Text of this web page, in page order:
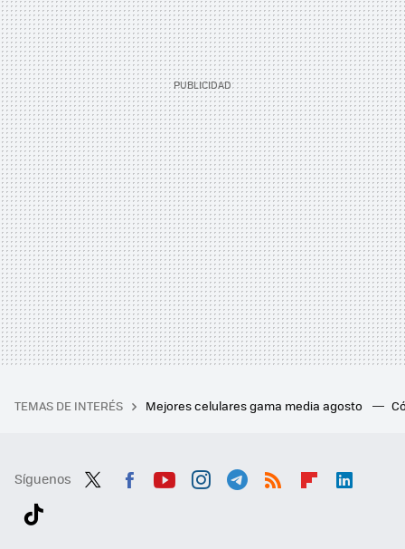
TEMAS DE INTERÉS Mejores celulares gama media agosto
Síguenos